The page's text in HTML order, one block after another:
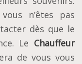
n’êtes pas
dès que le
Le Chauffeur
de vous vous